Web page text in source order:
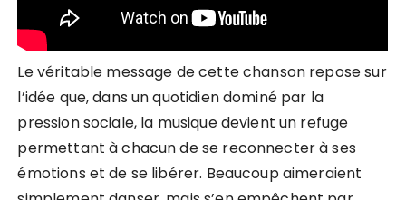
Le véritable message de cette chanson repose sur
l’idée que, dans un quotidien dominé par la
pression sociale, la musique devient un refuge
permettant à chacun de se reconnecter à ses
émotions et de se libérer. Beaucoup aimeraient